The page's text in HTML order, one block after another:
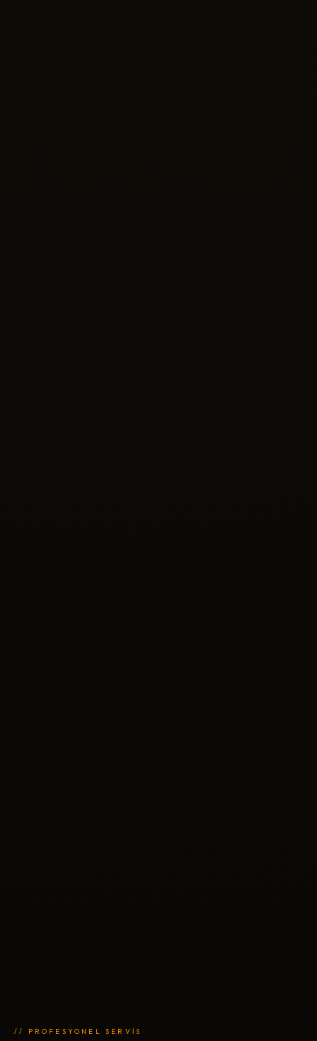
// PROFESYONEL SERVİS